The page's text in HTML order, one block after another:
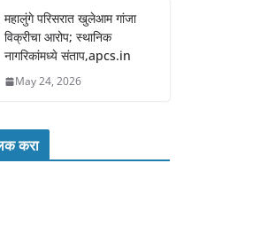
महालुंगे परिसरात खुलेआम गांजा
विक्रीचा आरोप; स्थानिक
नागरिकांमध्ये संताप,apcs.in
May 24, 2026
करा